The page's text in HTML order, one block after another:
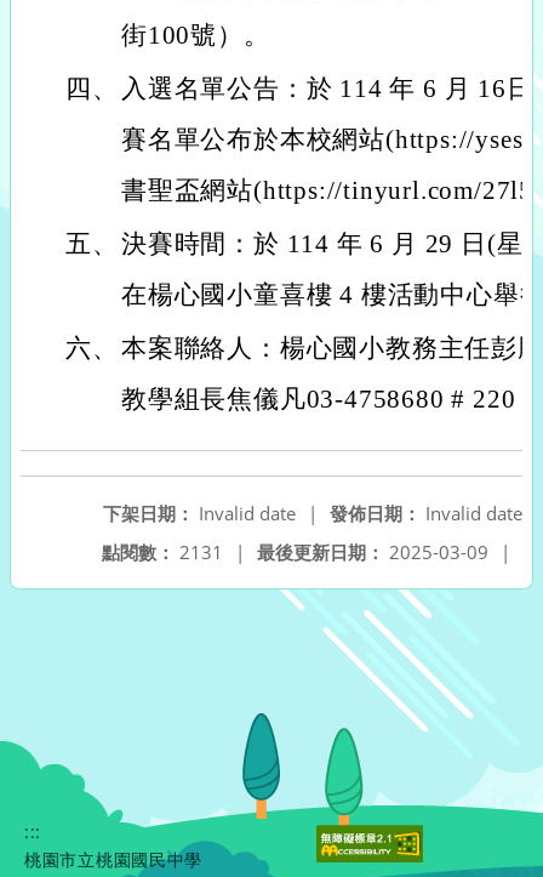
街100號）。
四、
入選名單公告：於 114 年 6 月 16
賽名單公布於本校網站(https://
書聖盃網站(https://tinyurl.com/
五、 決賽時間：於 114 年 6 月 29 日(星
在楊心國小童喜樓 4 樓活動中心舉
六、 本案聯絡人：楊心國小教務主任彭
教學組長焦儀凡03-4758680 # 220
發佈日期： Invalid date
下架日期： Invalid date
|
最後更新日期： 2025-03-09 |
點閱數： 2131 |
:::
桃園市立桃園國民中學